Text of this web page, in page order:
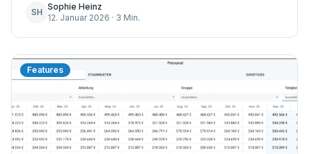
Dennoch bleibt im Alltag häufig eine zentrale Frage of...
SH
Sophie Heinz
12. Januar 2026 · 3 Min.
Features